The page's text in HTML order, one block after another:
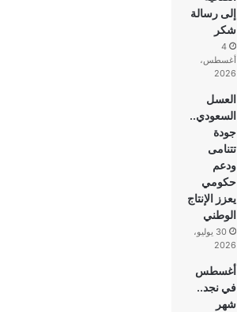
إلى رسالة
شكر
4
أغسطس،
2026
العسل
السعودي..
جودة
تتنامى
ودعم
حكومي
يعزز الإنتاج
الوطني
30 يوليو،
2026
أغسطس
في نجد..
شهر